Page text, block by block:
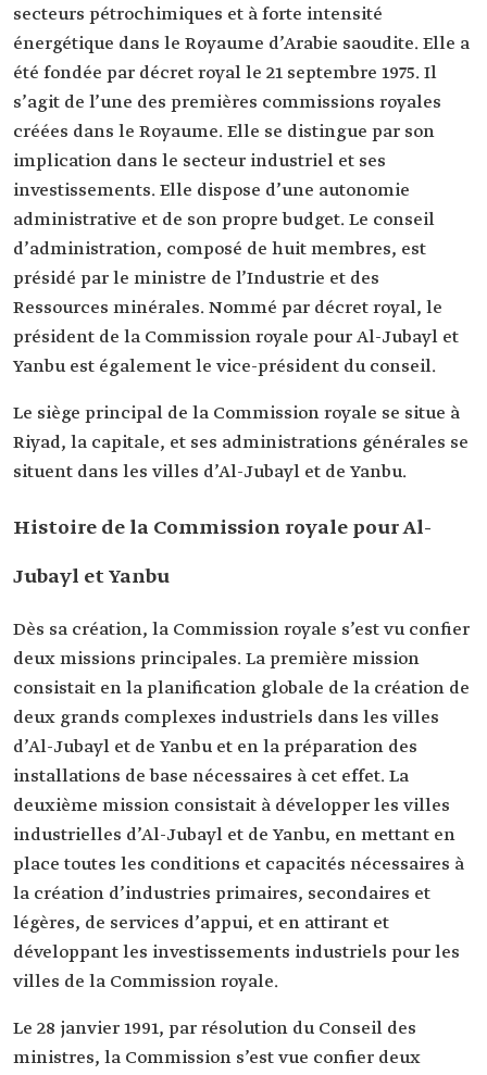
secteurs pétrochimiques et à forte intensité
énergétique dans le Royaume d’Arabie saoudite. Elle a
été fondée par décret royal le 21 septembre 1975. Il
s’agit de l’une des premières commissions royales
créées dans le Royaume. Elle se distingue par son
implication dans le secteur industriel et ses
investissements. Elle dispose d’une autonomie
administrative et de son propre budget. Le conseil
d’administration, composé de huit membres, est
présidé par le ministre de l’Industrie et des
Ressources minérales. Nommé par décret royal, le
président de la Commission royale pour Al-Jubayl et
Yanbu est également le vice-président du conseil.
Le siège principal de la Commission royale se situe à
Riyad, la capitale, et ses administrations générales se
situent dans les villes d’Al-Jubayl et de Yanbu.
Histoire de la Commission royale pour Al-
Jubayl et Yanbu
Dès sa création, la Commission royale s’est vu confier
deux missions principales. La première mission
consistait en la planification globale de la création de
deux grands complexes industriels dans les villes
d’Al-Jubayl et de Yanbu et en la préparation des
installations de base nécessaires à cet effet. La
deuxième mission consistait à développer les villes
industrielles d’Al-Jubayl et de Yanbu, en mettant en
place toutes les conditions et capacités nécessaires à
la création d’industries primaires, secondaires et
légères, de services d’appui, et en attirant et
développant les investissements industriels pour les
villes de la Commission royale.
Le 28 janvier 1991, par résolution du Conseil des
ministres, la Commission s’est vue confier deux